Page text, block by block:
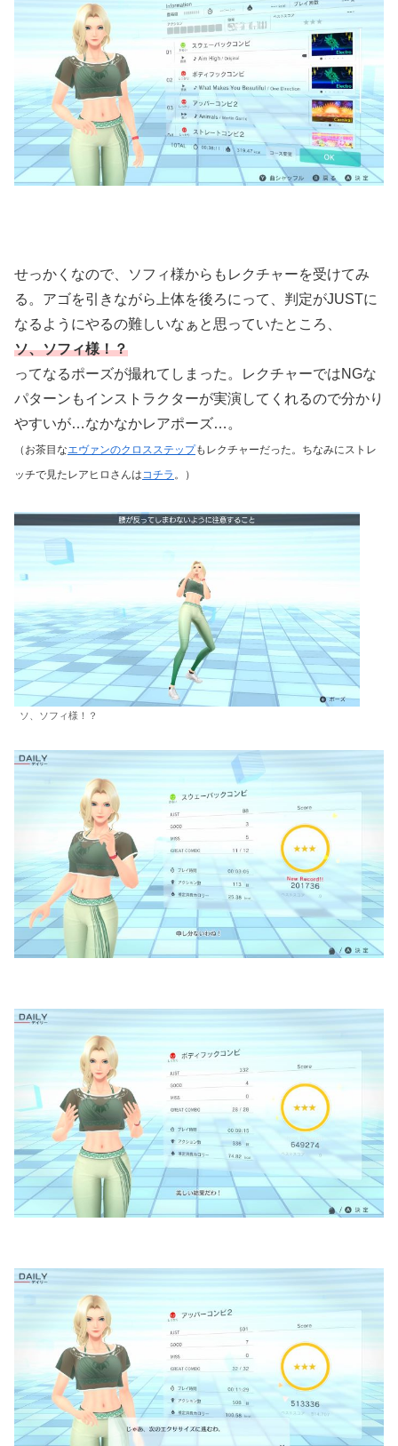
せっかくなので、ソフィ様からもレクチャーを受けてみ
る。アゴを引きながら上体を後ろにって、判定がJUSTに
なるようにやるの難しいなぁと思っていたところ、
ソ、ソフィ様！？
ってなるポーズが撮れてしまった。レクチャーではNGな
パターンもインストラクターが実演してくれるので分かり
やすいが…なかなかレアポーズ…。
（お茶目なエヴァンのクロスステップもレクチャーだった。ちなみにストレ
ッチで見たレアヒロさんはコチラ 。）
ソ、ソフィ様！？